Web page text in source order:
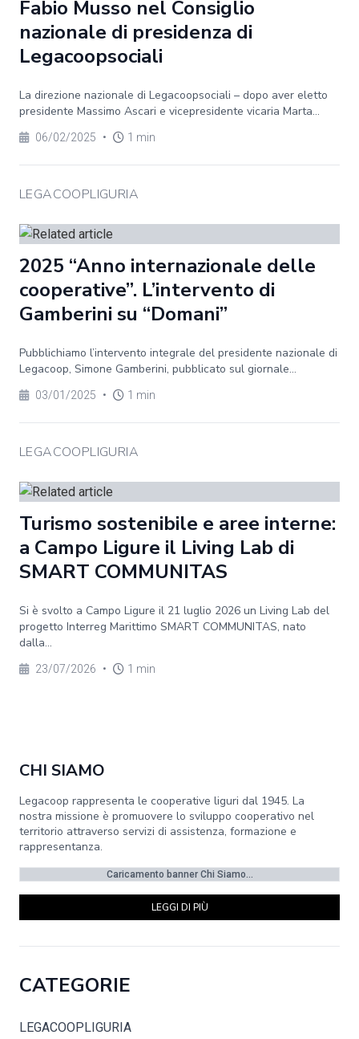
Fabio Musso nel Consiglio
nazionale di presidenza di
Legacoopsociali
La direzione nazionale di Legacoopsociali – dopo aver eletto
presidente Massimo Ascari e vicepresidente vicaria Marta...
06/02/2025 • 1 min
LEGACOOPLIGURIA
2025 “Anno internazionale delle
cooperative”. L’intervento di
Gamberini su “Domani”
Pubblichiamo l’intervento integrale del presidente nazionale di
Legacoop, Simone Gamberini, pubblicato sul giornale...
03/01/2025 • 1 min
LEGACOOPLIGURIA
Turismo sostenibile e aree interne:
a Campo Ligure il Living Lab di
SMART COMMUNITAS
Si è svolto a Campo Ligure il 21 luglio 2026 un Living Lab del
progetto Interreg Marittimo SMART COMMUNITAS, nato
dalla...
23/07/2026 • 1 min
CHI SIAMO
Legacoop rappresenta le cooperative liguri dal 1945. La
nostra missione è promuovere lo sviluppo cooperativo nel
territorio attraverso servizi di assistenza, formazione e
rappresentanza.
Caricamento banner Chi Siamo...
LEGGI DI PIÙ
CATEGORIE
LEGACOOPLIGURIA